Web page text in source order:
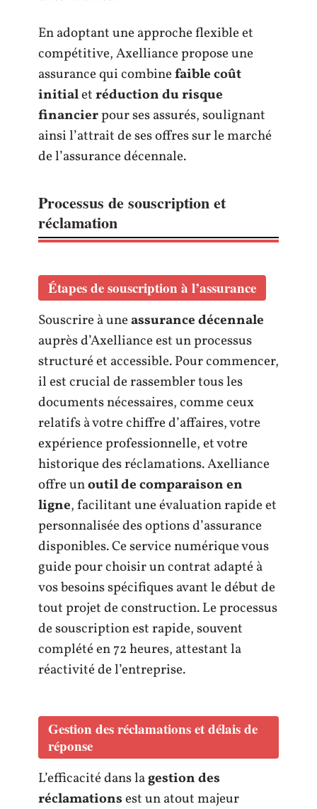
En adoptant une approche flexible et
compétitive, Axelliance propose une
assurance qui combinefaible coût
initialetréduction du risque
financierpour ses assurés, soulignant
ainsi l’attrait de ses offres sur le marché
de l’assurance décennale.
Processus de souscription et
réclamation
Étapes de souscription à l’assurance
Souscrire à uneassurance décennale
auprès d’Axelliance est un processus
structuré et accessible. Pour commencer,
il est crucial de rassembler tous les
documents nécessaires, comme ceux
relatifs à votre chiffre d’affaires, votre
expérience professionnelle, et votre
historique des réclamations. Axelliance
offre unoutil de comparaison en
ligne, facilitant une évaluation rapide et
personnalisée des options d’assurance
disponibles. Ce service numérique vous
guide pour choisir un contrat adapté à
vos besoins spécifiques avant le début de
tout projet de construction. Le processus
de souscription est rapide, souvent
complété en 72 heures, attestant la
réactivité de l’entreprise.
Gestion des réclamations et délais de
réponse
L’efficacité dans lagestion des
réclamationsest un atout majeur